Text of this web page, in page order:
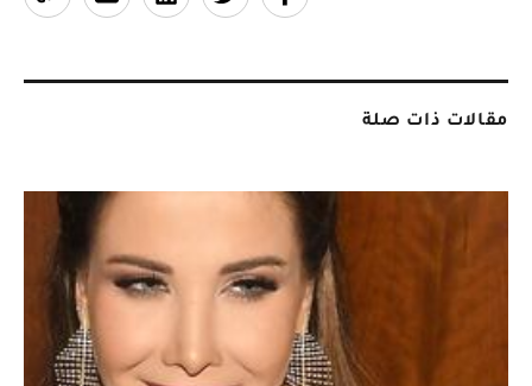
مقالات ذات صلة